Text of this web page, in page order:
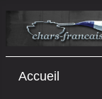
Accueil